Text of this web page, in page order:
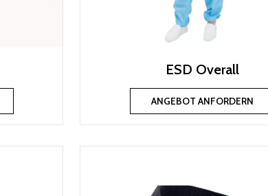
ESD Overall
ANGEBOT ANFORDERN